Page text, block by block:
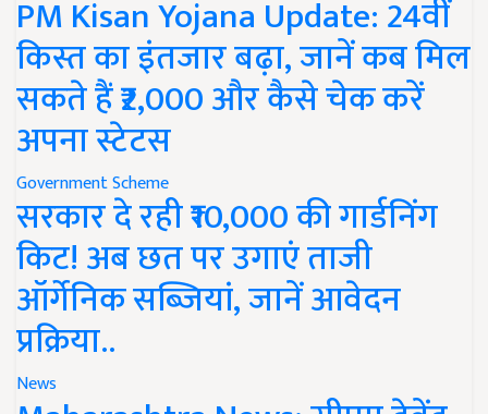
PM Kisan Yojana Update: 24वीं
किस्त का इंतजार बढ़ा, जानें कब मिल
सकते हैं ₹2,000 और कैसे चेक करें
अपना स्टेटस
Government Scheme
सरकार दे रही ₹10,000 की गार्डनिंग
किट! अब छत पर उगाएं ताजी
ऑर्गेनिक सब्जियां, जानें आवेदन
प्रक्रिया..
News